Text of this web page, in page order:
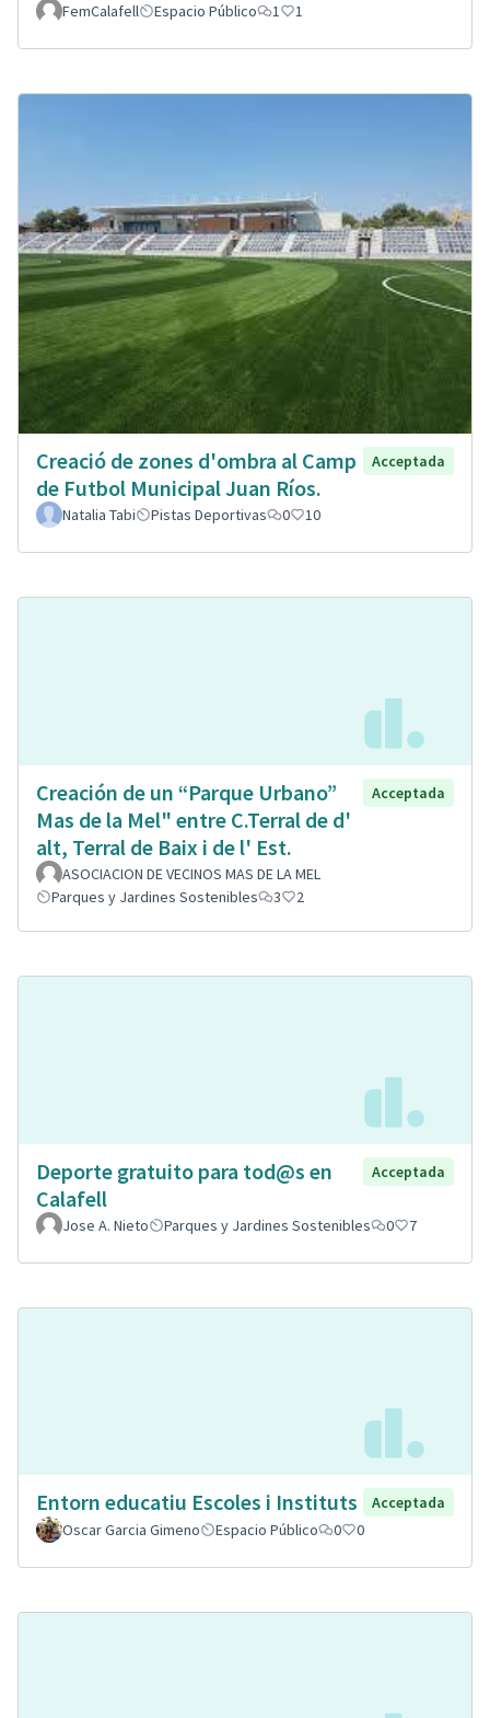
FemCalafell Espacio Público 1 1
Creació de zones d'ombra al Camp
de Futbol Municipal Juan Ríos.
Acceptada
Natalia Tabi Pistas Deportivas 0 10
Creación de un “Parque Urbano”
Mas de la Mel" entre C.Terral de d'
alt, Terral de Baix i de l' Est.
Acceptada
ASOCIACION DE VECINOS MAS DE LA MEL
Parques y Jardines Sostenibles
3 2
Deporte gratuito para tod@s en
Calafell
Acceptada
Jose A. Nieto Parques y Jardines Sostenibles 0 7
Entorn educatiu Escoles i Instituts
Acceptada
Oscar Garcia Gimeno
Espacio Público 0 0